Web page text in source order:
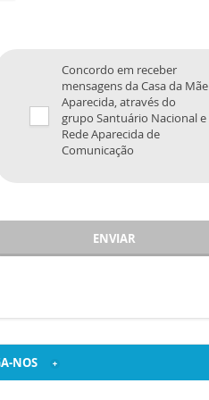
Concordo em receber
mensagens da Casa da Mãe
Aparecida, através do
grupo Santuário Nacional e
Rede Aparecida de
Comunicação
ENVIAR
NOS